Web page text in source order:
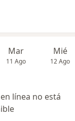
Mar
11 Ago
Mié
12 Ago
línea no está